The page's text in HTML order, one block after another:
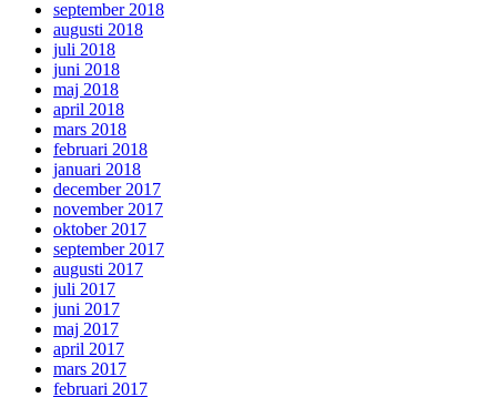
september 2018
augusti 2018
juli 2018
juni 2018
maj 2018
april 2018
mars 2018
februari 2018
januari 2018
december 2017
november 2017
oktober 2017
september 2017
augusti 2017
juli 2017
juni 2017
maj 2017
april 2017
mars 2017
februari 2017